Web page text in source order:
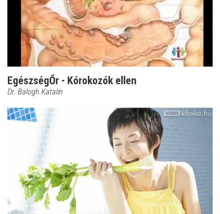
EgészségŐr - Kórokozók ellen
Dr. Balogh Katalin